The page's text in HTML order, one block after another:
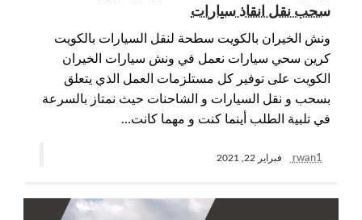
سحب نقل انقاذ سيارات
ونش الخيران بالكويت سطحة لنقل السيارات بالكويت
كرين سحي سيارات نعمل في ونش سيارات الخيران
الكويت على توفير كل مستلزمات العمل الذي يتعلق
بسحب و نقل السيارات و الشاحنات حيث نمتاز بالسرعة
في تلبية الطلب أينما كنت و مهما كانت…
rwan1 فبراير 22, 2021